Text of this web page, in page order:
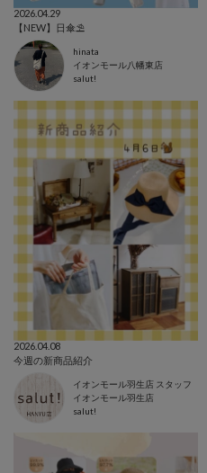
2026.04.29
【NEW】日傘⛱️
hinata
イオンモール八幡東店
salut!
2026.04.08
今週の新商品紹介
イオンモール羽生店 スタッフ
イオンモール羽生店
salut!